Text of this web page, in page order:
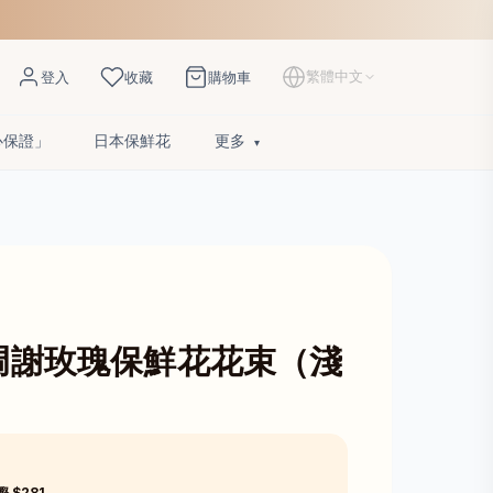
登入 收藏 購物車 繁體中文
證」 日本保鮮花 更多
玫瑰保鮮花花束（淺